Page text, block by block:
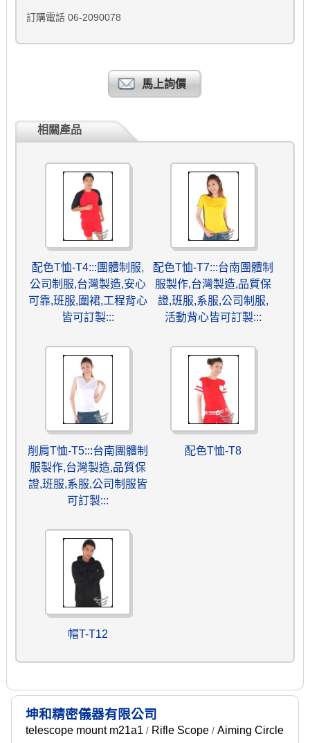
訂購電話 06-2090078
馬上詢價
相關產品
配色T恤-T4:::團體制服,
公司制服,台灣製造,安心
可靠,班服,圍裙,工程背心
皆可訂製:::
配色T恤-T7:::台南團體制
服製作,台灣製造,品質保
證,班服,系服,公司制服,
活動背心皆可訂製:::
削肩T恤-T5:::台南團體制
服製作,台灣製造,品質保
證,班服,系服,公司制服皆
可訂製:::
配色T恤-T8
帽T-T12
坤和精密儀器有限公司
telescope mount m21a1 / Rifle Scope/ Aiming Circle